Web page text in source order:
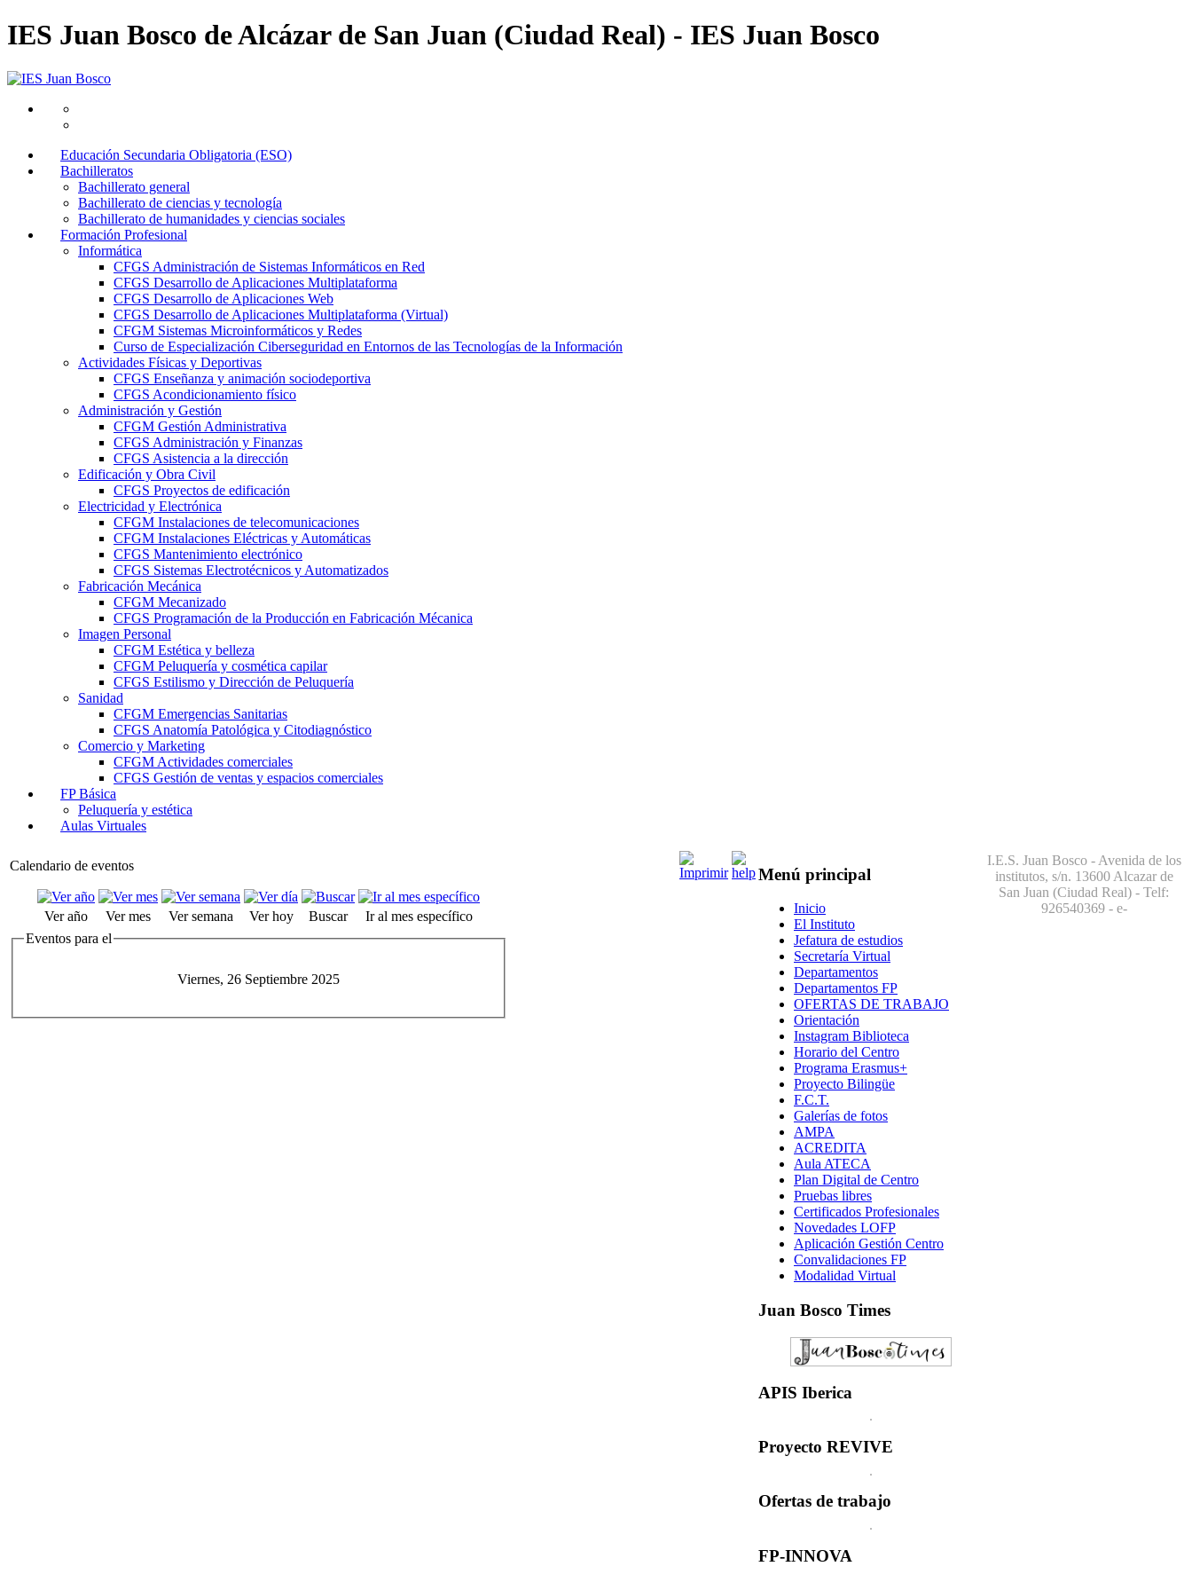
IES Juan Bosco de Alcázar de San Juan (Ciudad Real) - IES Juan Bosco
Educación Secundaria Obligatoria (ESO)
Bachilleratos
Bachillerato general
Bachillerato de ciencias y tecnología
Bachillerato de humanidades y ciencias sociales
Formación Profesional
Informática
CFGS Administración de Sistemas Informáticos en Red
CFGS Desarrollo de Aplicaciones Multiplataforma
CFGS Desarrollo de Aplicaciones Web
CFGS Desarrollo de Aplicaciones Multiplataforma (Virtual)
CFGM Sistemas Microinformáticos y Redes
Curso de Especialización Ciberseguridad en Entornos de las Tecnologías de la Información
Actividades Físicas y Deportivas
CFGS Enseñanza y animación sociodeportiva
CFGS Acondicionamiento físico
Administración y Gestión
CFGM Gestión Administrativa
CFGS Administración y Finanzas
CFGS Asistencia a la dirección
Edificación y Obra Civil
CFGS Proyectos de edificación
Electricidad y Electrónica
CFGM Instalaciones de telecomunicaciones
CFGM Instalaciones Eléctricas y Automáticas
CFGS Mantenimiento electrónico
CFGS Sistemas Electrotécnicos y Automatizados
Fabricación Mecánica
CFGM Mecanizado
CFGS Programación de la Producción en Fabricación Mécanica
Imagen Personal
CFGM Estética y belleza
CFGM Peluquería y cosmética capilar
CFGS Estilismo y Dirección de Peluquería
Sanidad
CFGM Emergencias Sanitarias
CFGS Anatomía Patológica y Citodiagnóstico
Comercio y Marketing
CFGM Actividades comerciales
CFGS Gestión de ventas y espacios comerciales
FP Básica
Peluquería y estética
Aulas Virtuales
Calendario de eventos
Ver año Ver mes Ver semana Ver hoy Buscar
Ir al mes específico
Eventos para el
Viernes, 26 Septiembre 2025
Menú principal
Inicio
El Instituto
Jefatura de estudios
Secretaría Virtual
Departamentos
Departamentos FP
OFERTAS DE TRABAJO
Orientación
Instagram Biblioteca
Horario del Centro
Programa Erasmus+
Proyecto Bilingüe
F.C.T.
Galerías de fotos
AMPA
ACREDITA
Aula ATECA
Plan Digital de Centro
Pruebas libres
Certificados Profesionales
Novedades LOFP
Aplicación Gestión Centro
Convalidaciones FP
Modalidad Virtual
Juan Bosco Times
APIS Iberica
Proyecto REVIVE
Ofertas de trabajo
FP-INNOVA
I.E.S. Juan Bosco - Avenida de los
institutos, s/n. 13600 Alcazar de
San Juan (Ciudad Real) - Telf:
926540369- e-